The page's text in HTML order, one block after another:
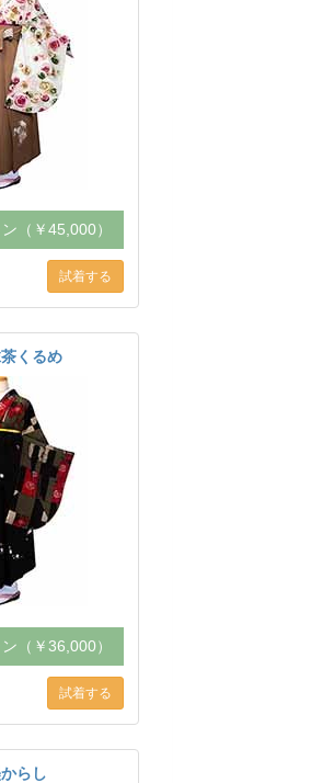
（￥45,000）
くるめ
（￥36,000）
らし